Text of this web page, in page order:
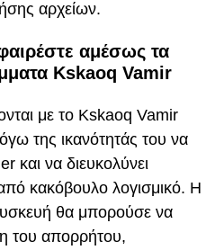
αρχείων.
αμέσως τα
Kskaoq Vamir
με το Kskaoq Vamir
της ικανότητάς του να
και να διευκολύνει
κακόβουλο λογισμικό. Η
θα μπορούσε να
του απορρήτου,